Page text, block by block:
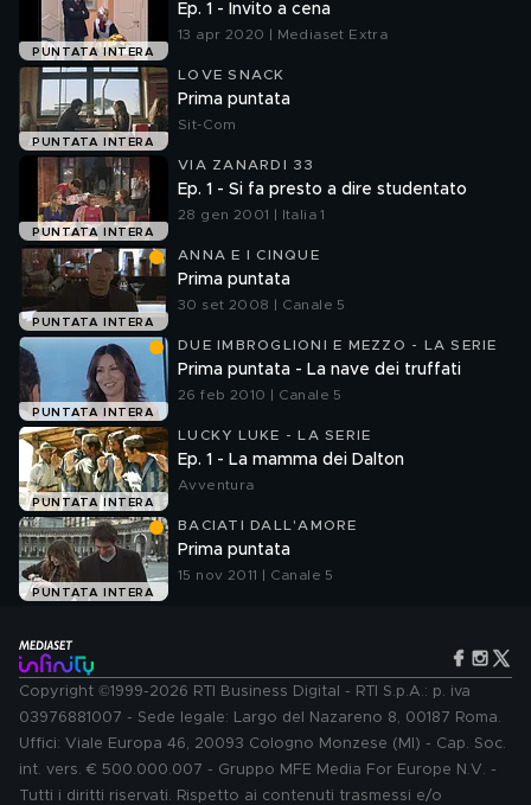
PUNTATA INTERA
Ep. 1 - Invito a cena
13 apr 2020 | Mediaset Extra
PUNTATA INTERA
LOVE SNACK
Prima puntata
Sit-Com
PUNTATA INTERA
VIA ZANARDI 33
Ep. 1 - Si fa presto a dire studentato
28 gen 2001 | Italia 1
PUNTATA INTERA
ANNA E I CINQUE
Prima puntata
30 set 2008 | Canale 5
PUNTATA INTERA
DUE IMBROGLIONI E MEZZO - LA SERIE
Prima puntata - La nave dei truffati
26 feb 2010 | Canale 5
PUNTATA INTERA
LUCKY LUKE - LA SERIE
Ep. 1 - La mamma dei Dalton
Avventura
PUNTATA INTERA
BACIATI DALL'AMORE
Prima puntata
15 nov 2011 | Canale 5
Copyright ©1999-2026 RTI Business Digital - RTI S.p.A.: p. iva
03976881007 - Sede legale: Largo del Nazareno 8, 00187 Roma.
Uffici: Viale Europa 46, 20093 Cologno Monzese (MI) - Cap. Soc.
int. vers. € 500.000.007 - Gruppo MFE Media For Europe N.V. -
Tutti i diritti riservati. Rispetto ai contenuti trasmessi e/o